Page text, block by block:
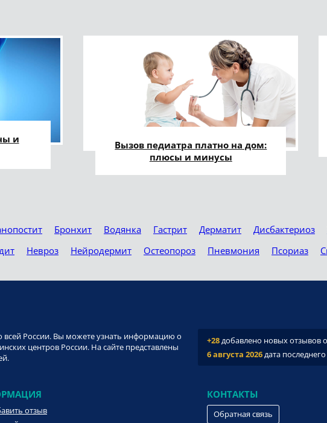
и
Вызов педиатра платно на дом:
плюсы и минусы
Бронхит Водянка Гастрит Дерматит Дисбактериоз
Невроз Нейродермит Остеопороз Пневмония Псориаз
всей России. Вы можете узнать информацию о
центров России. На сайте представлены
+28добавлено новых отзывов
6 августа 2026дата
отзыв
КОНТАКТЫ
Обратная связь